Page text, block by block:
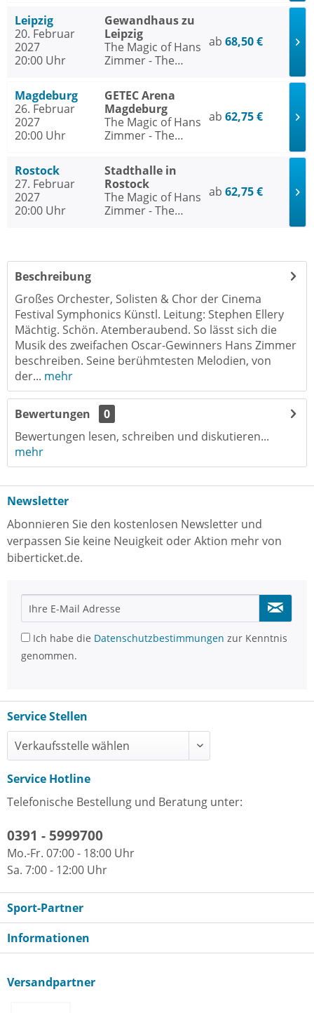
Leipzig
20. Februar
2027
20:00 Uhr
Gewandhaus zu
Leipzig
The Magic of Hans
Zimmer - The
ab 68,50 €
Magdeburg
26. Februar
2027
20:00 Uhr
GETEC Arena
Magdeburg
The Magic of Hans
Zimmer - The
ab 62,75 €
Rostock
27. Februar
2027
20:00 Uhr
Stadthalle in
Rostock
The Magic of Hans
Zimmer - The
ab 62,75 €
Beschreibung
Großes Orchester, Solisten & Chor der Cinema
Festival Symphonics Künstl. Leitung: Stephen Ellery
Mächtig. Schön. Atemberaubend. So lässt sich die
Musik des zweifachen Oscar-Gewinners Hans Zimmer
beschreiben. Seine berühmtesten Melodien, von
der... mehr
Bewertungen
0
Bewertungen lesen, schreiben und diskutieren...
mehr
Newsletter
Abonnieren Sie den kostenlosen Newsletter und
verpassen Sie keine Neuigkeit oder Aktion mehr von
biberticket.de.
Ich habe die Datenschutzbestimmungen zur Kenntnis
genommen.
Service Stellen
Service Hotline
Telefonische Bestellung und Beratung unter:
0391 - 5999700
Mo.-Fr. 07:00 - 18:00 Uhr
Sa. 7:00 - 12:00 Uhr
Sport-Partner
Informationen
Versandpartner